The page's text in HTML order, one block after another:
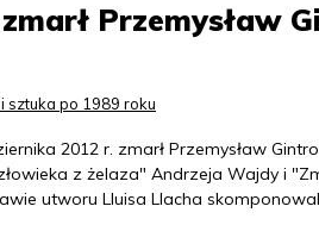
Przemysław
sztuka po 1989 roku
2012 r. zmarł Przemysław
z żelaza" Andrzeja Wajdy i
utworu Lluisa Llacha